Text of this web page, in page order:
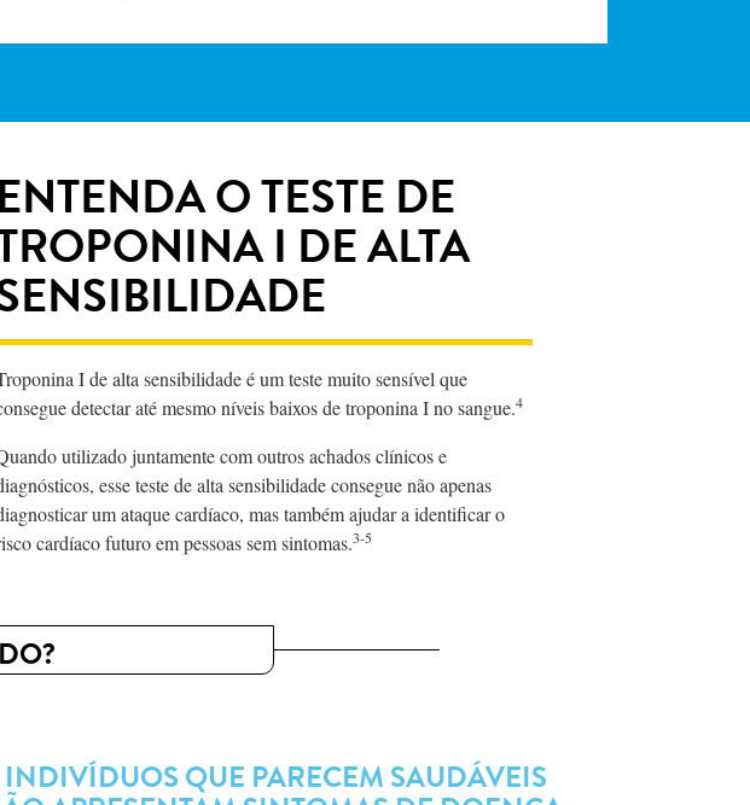
ENTENDA O TESTE DE
I DE ALTA
I de alta sensibilidade é um teste muito sensível que
detectar até mesmo níveis baixos de troponina I no sangue.4
utilizado juntamente com outros achados clínicos e
esse teste de alta sensibilidade consegue não apenas
um ataque cardíaco, mas também ajudar a identificar o
cardíaco futuro em pessoas sem sintomas.3-5
QUE PARECEM SAUDÁVEIS